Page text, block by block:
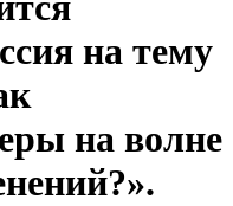
на тему
на волне